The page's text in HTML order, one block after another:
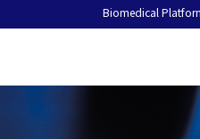
Biomedical